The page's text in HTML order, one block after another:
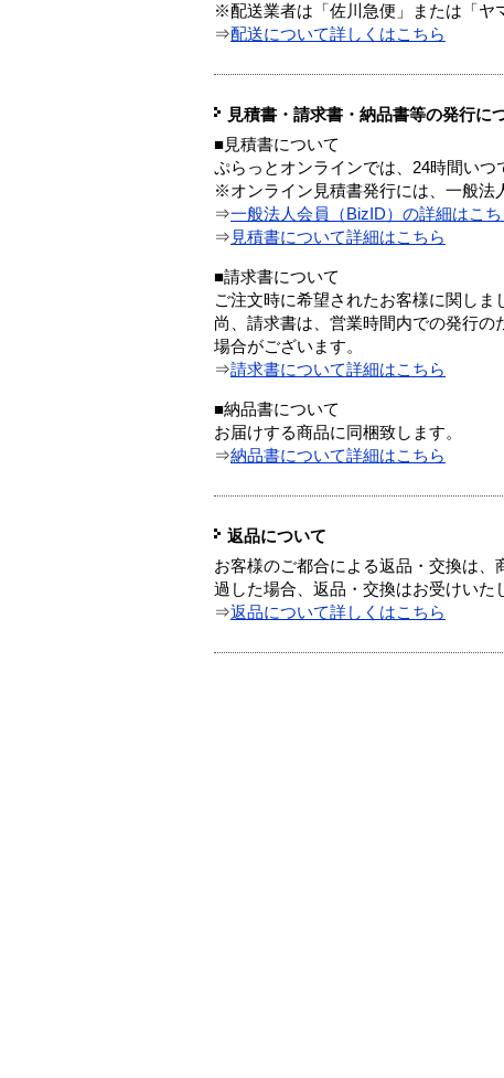
※配送業者は「佐川急便」または「ヤ
⇒配送について詳しくはこちら
見積書・請求書・納品書等の発行に
■見積書について
ぷらっとオンラインでは、24時間いつ
※オンライン見積書発行には、一般法
⇒一般法人会員（BizID）の詳細はこち
⇒ 見積書について詳細はこちら
■請求書について
ご注文時に希望されたお客様に関しま
尚、請求書は、営業時間内での発行
場合がございます。
⇒請求書について詳細はこちら
■納品書について
お届けする商品に同梱致します。
⇒納品書について詳細はこちら
返品について
お客様のご都合による返品・交換は
過した場合、返品・交換はお受けいた
⇒返品について詳しくはこちら